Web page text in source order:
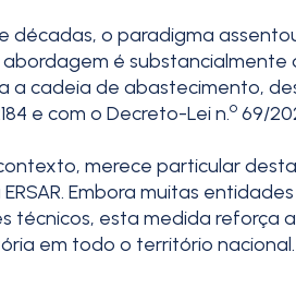
décadas, o paradigma
abordagem é
a cadeia de abastecimento,
e com o Decreto-Lei n.º69/
merece particular
ERSAR. Embora muitas
técnicos, esta medida reforça
em todo o território nacional.